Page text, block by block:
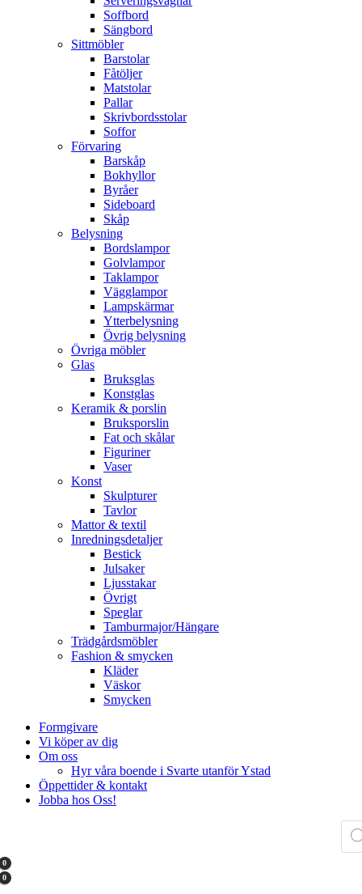
Soffbord
Sängbord
Sittmöbler
Barstolar
Fåtöljer
Matstolar
Pallar
Skrivbordsstolar
Soffor
Förvaring
Barskåp
Bokhyllor
Byråer
Sideboard
Skåp
Belysning
Bordslampor
Golvlampor
Taklampor
Vägglampor
Lampskärmar
Ytterbelysning
Övrig belysning
Övriga möbler
Glas
Bruksglas
Konstglas
Keramik & porslin
Bruksporslin
Fat och skålar
Figuriner
Vaser
Konst
Skulpturer
Tavlor
Mattor & textil
Inredningsdetaljer
Bestick
Julsaker
Ljusstakar
Övrigt
Speglar
Tamburmajor/Hängare
Trädgårdsmöbler
Fashion & smycken
Kläder
Väskor
Smycken
Formgivare
Vi köper av dig
Om oss
Hyr våra boende i Svarte utanför Ystad
Öppettider & kontakt
Jobba hos Oss!
0
0